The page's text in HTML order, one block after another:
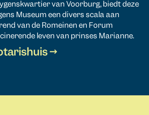
van Voorburg, biedt deze
Museum een divers scala aan
van de Romeinen en Forum
leven van prinses Marianne.
→